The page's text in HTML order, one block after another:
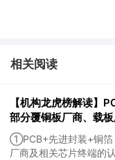
相关阅读
【机构龙虎榜解读】
部分覆铜板厂商、载
批量订单，主要应用
额净买入这家公司
①PCB+先进封装+铜箔
厂商及相关芯片终端的